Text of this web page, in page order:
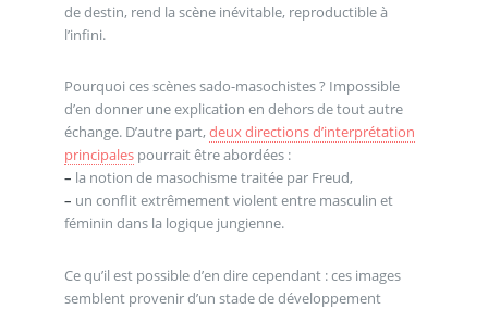
de destin, rend la scène inévitable, reproductible à
l’infini.
Pourquoi ces scènes sado-masochistes ? Impossible
d’en donner une explication en dehors de tout autre
échange. D’autre part, deux directions d’interprétation
principalespourrait être abordées :
– la notion de masochisme traitée par Freud,
– un conflit extrêmement violent entre masculin et
féminin dans la logique jungienne.
Ce qu’il est possible d’en dire cependant : ces images
semblent provenir d’un stade de développement